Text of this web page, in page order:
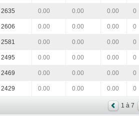
2635 0.00 0.00 0.00 0
2606 0.00 0.00 0.00 0
2581 0.00 0.00 0.00 0
2495 0.00 0.00 0.00 0
2469 0.00 0.00 0.00 0
2429 0.00 0.00 0.00 0
1 à 7